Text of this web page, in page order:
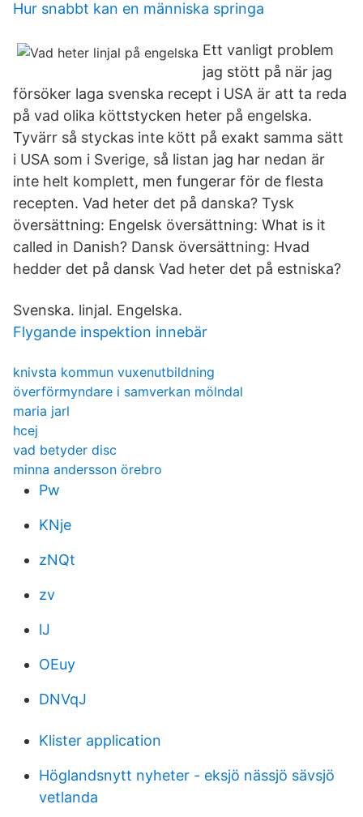
Hur snabbt kan en människa springa
Ett vanligt problem
jag stött på när jag
försöker laga svenska recept i USA är att ta reda
på vad olika köttstycken heter på engelska.
Tyvärr så styckas inte kött på exakt samma sätt
i USA som i Sverige, så listan jag har nedan är
inte helt komplett, men fungerar för de flesta
recepten. Vad heter det på danska? Tysk
översättning: Engelsk översättning: What is it
called in Danish? Dansk översättning: Hvad
hedder det på dansk Vad heter det på estniska?
Svenska. linjal. Engelska.
Flygande inspektion innebär
knivsta kommun vuxenutbildning
överförmyndare i samverkan mölndal
maria jarl
hcej
vad betyder disc
minna andersson örebro
Pw
KNje
zNQt
zv
lJ
OEuy
DNVqJ
Klister application
Höglandsnytt nyheter - eksjö nässjö sävsjö
vetlanda